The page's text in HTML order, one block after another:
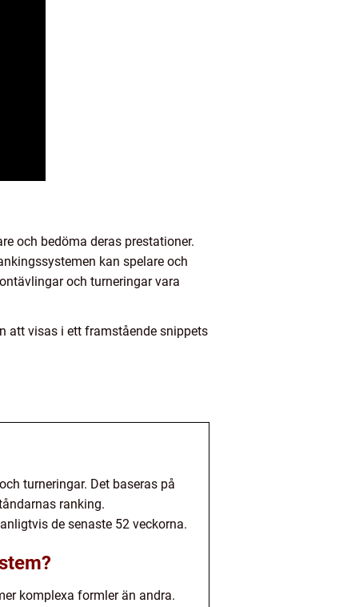
och bedöma deras prestationer.
kan spelare och
och turneringar vara
att visas i ett framstående snippets
turneringar. Det baseras på
ranking.
de senaste 52 veckorna.
komplexa formler än andra.